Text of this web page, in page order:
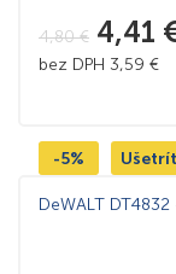
4,80€ 4,41
bez DPH 3,59 €
-5%
DeWALT